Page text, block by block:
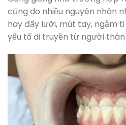
cũng do nhiều nguyên nhân
hay đẩy lưỡi, mút tay, ngậm ti
yếu tố di truyền từ người